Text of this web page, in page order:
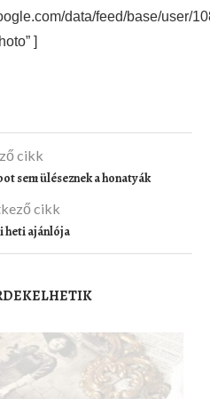
data/feed/base/user/
]
cikk
sem üléseznek a honatyák
cikk
heti ajánlója